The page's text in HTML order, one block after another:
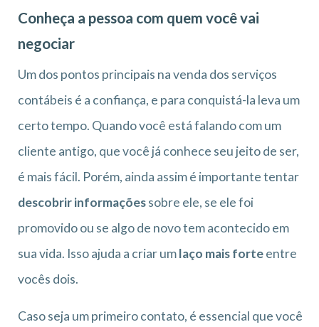
Conheça a pessoa com quem você vai
negociar
Um dos pontos principais na venda dos serviços
contábeis é a confiança, e para conquistá-la leva um
certo tempo. Quando você está falando com um
cliente antigo, que você já conhece seu jeito de ser,
é mais fácil. Porém, ainda assim é importante tentar
descobrir informaçõessobre ele, se ele foi
promovido ou se algo de novo tem acontecido em
sua vida. Isso ajuda a criar umlaço mais forteentre
vocês dois.
Caso seja um primeiro contato, é essencial que você